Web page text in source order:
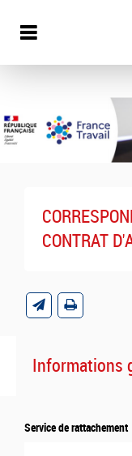
CONTRAT
Informations
Service de rattachement